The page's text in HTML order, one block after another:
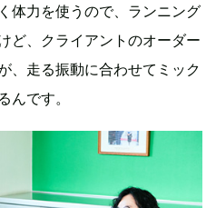
体力を使うので、ランニング
ど、クライアントのオーダー
、走る振動に合わせてミック
んです。